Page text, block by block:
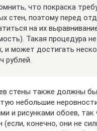
что покраска
стен, поэтому перед
на их
Такая процедура
и может достигать
рублей.
стены также должны
небольшие
и рисунками обоев, так
(если, конечно, они не